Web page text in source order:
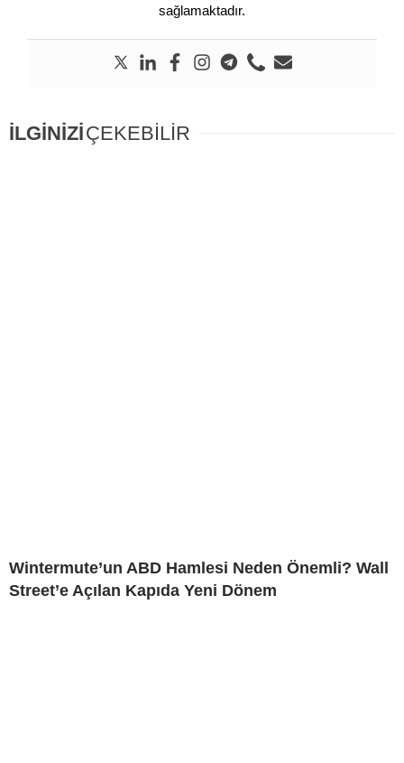
sağlamaktadır.
İLGİNİZİÇEKEBİLİR
Wintermute’un ABD Hamlesi Neden Önemli? Wall
Street’e Açılan Kapıda Yeni Dönem